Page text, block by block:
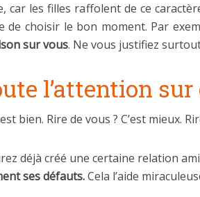
car les filles raffolent de ce
choisir le bon moment. Par
sur vous. Ne vous justifiez
l’attention sur
bien. Rire de vous ? C’est mieux.
déjà créé une certaine relation
ses défauts.Cela l’aide